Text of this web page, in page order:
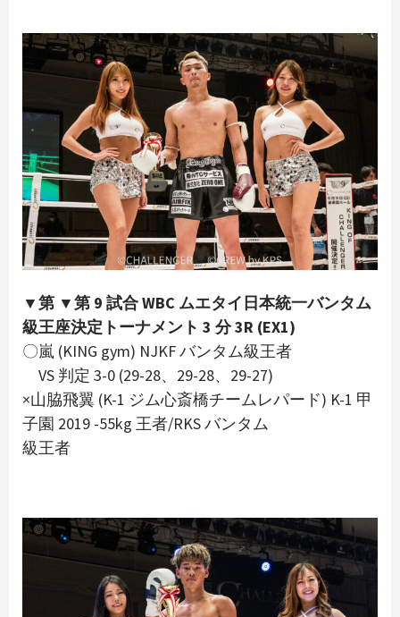
▼第 ▼第 9 試合 WBC ムエタイ日本統一バンタム
級王座決定トーナメント 3 分 3R (EX1)
〇嵐 (KING gym) NJKF バンタム級王者
VS 判定 3-0 (29-28、29-28、29-27)
×山脇飛翼 (K-1 ジム心斎橋チームレパード) K-1 甲
子園 2019 -55kg 王者/RKS バンタム
級王者